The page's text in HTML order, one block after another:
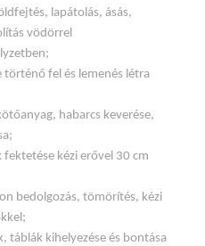
lapátolás, ásás,
vödörrel
fel és lemenés létra
habarcs keverése,
fektetése kézi erővel 30 cm
bedolgozás, tömörítés, kézi
táblák kihelyezése és bontása